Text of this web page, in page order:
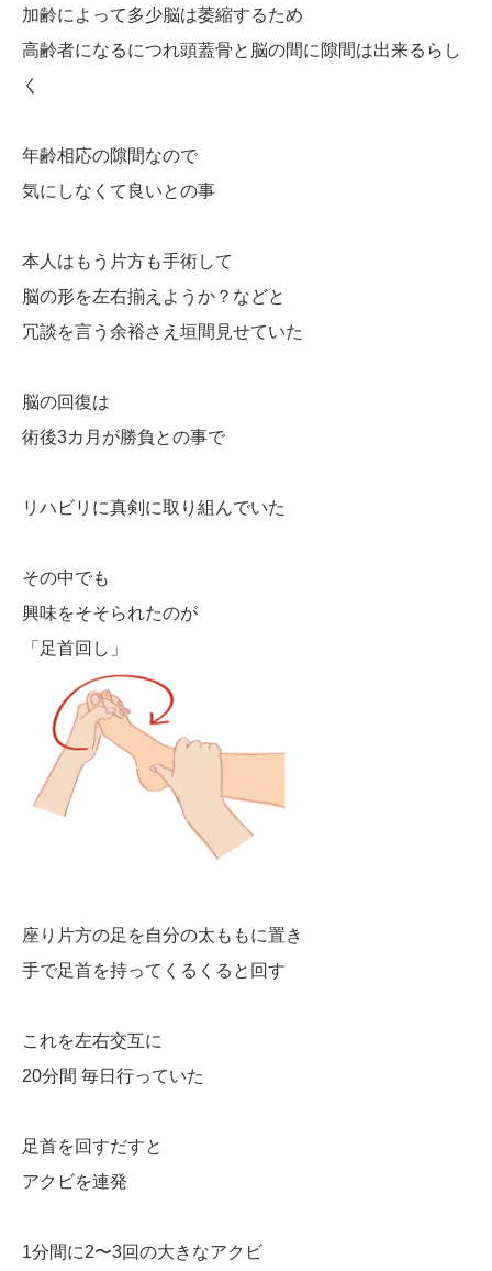
加齢によって多少脳は萎縮するため
高齢者になるにつれ頭蓋骨と脳の間に隙間は出来るらし
く
年齢相応の隙間なので
気にしなくて良いとの事
本人はもう片方も手術して
脳の形を左右揃えようか？などと
冗談を言う余裕さえ垣間見せていた
脳の回復は
術後3カ月が勝負との事で
リハビリに真剣に取り組んでいた
その中でも
興味をそそられたのが
「足首回し」
座り片方の足を自分の太ももに置き
手で足首を持ってくるくると回す
これを左右交互に
20分間 毎日行っていた
足首を回すだすと
アクビを連発
1分間に2〜3回の大きなアクビ